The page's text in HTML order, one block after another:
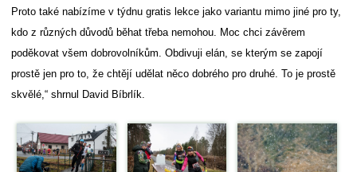
Proto také nabízíme v týdnu gratis lekce jako variantu mimo jiné pro ty,
kdo z různých důvodů běhat třeba nemohou. Moc chci závěrem
poděkovat všem dobrovolníkům. Obdivuji elán, se kterým se zapojí
prostě jen pro to, že chtějí udělat něco dobrého pro druhé. To je prostě
skvělé,“ shrnul David Bíbrlík.